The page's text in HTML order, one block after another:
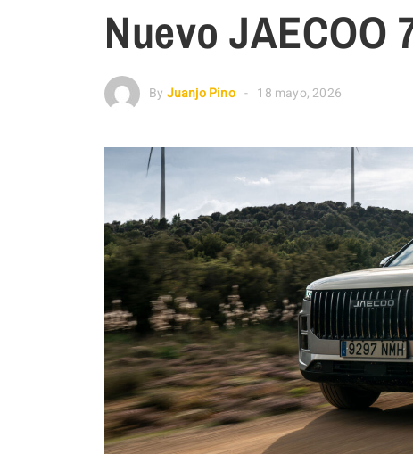
Nuevo JAECOO
By Juanjo Pino 18 mayo, 2026